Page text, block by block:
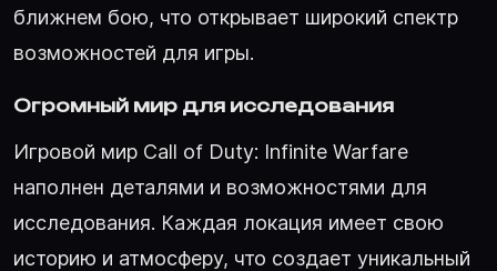
ближнем бою, что открывает широкий спектр
возможностей для игры.
Огромный мир для исследования
Игровой мир Call of Duty: Infinite Warfare
наполнен деталями и возможностями для
исследования. Каждая локация имеет свою
историю и атмосферу, что создает уникальный